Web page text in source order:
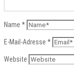
Name *
E-Mail-Adresse *
Website